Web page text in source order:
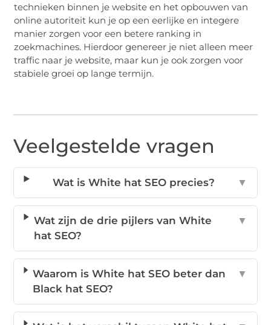
technieken binnen je website en het opbouwen van
online autoriteit kun je op een eerlijke en integere
manier zorgen voor een betere ranking in
zoekmachines. Hierdoor genereer je niet alleen meer
traffic naar je website, maar kun je ook zorgen voor
stabiele groei op lange termijn.
Veelgestelde vragen
Wat is White hat SEO precies? ▼
Wat zijn de drie pijlers van White
hat SEO?
▼
Waarom is White hat SEO beter dan
Black hat SEO?
▼